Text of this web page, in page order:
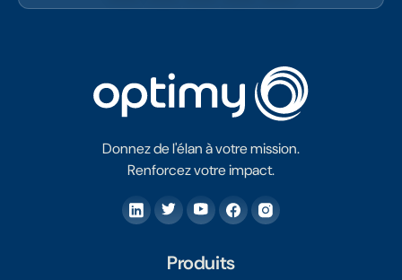
Donnez de l'élan à votre mission.
Renforcez votre impact.
Produits